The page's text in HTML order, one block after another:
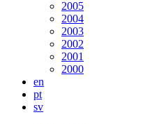
2005
2004
2003
2002
2001
2000
en
pt
sv